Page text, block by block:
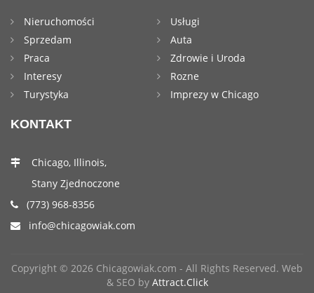
Nieruchomości
Usługi
Sprzedam
Auta
Praca
Zdrowie i Uroda
Interesy
Rozne
Turystyka
Imprezy w Chicago
KONTAKT
Chicago, Illinois,
Stany Zjednoczone
(773) 968-8356
info@chicagowiak.com
Copyright © 2026 Chicagowiak.com - All Rights Reserved. Web
& SEO by Attract.Click